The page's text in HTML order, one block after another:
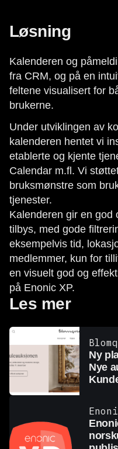
Løsning
Kalenderen og
fra CRM, og på en
feltene visualisert for
brukerne.
Under utviklingen av
kalenderen hentet vi
etablerte og kjente
Calendar m.fl. Vi
bruksmønstre som
tjenester.
Kalenderen gir en god
tilbys, med gode
eksempelvis tid,
medlemmer, kun for
en visuelt god og
på Enonic XP.
Les mer
Ny
Nye